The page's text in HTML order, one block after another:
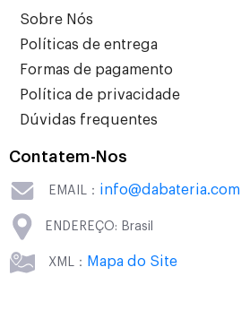
Sobre Nós
Políticas de entrega
Formas de pagamento
Política de privacidade
Dúvidas frequentes
Contatem-Nos
EMAIL： info@dabateria.com
ENDEREÇO: Brasil
XML： Mapa do Site